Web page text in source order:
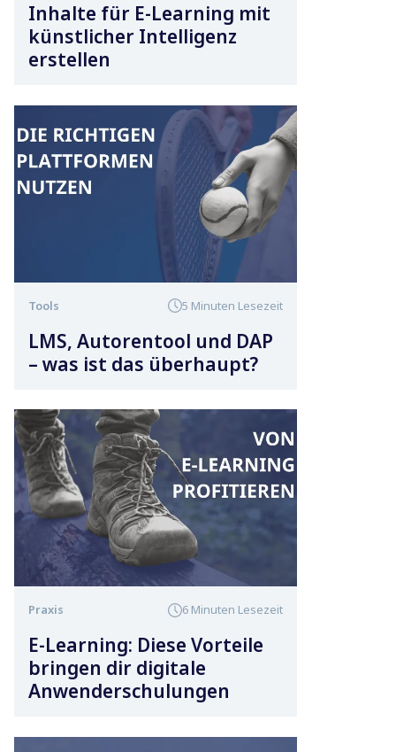
Inhalte für E-Learning mit
künstlicher Intelligenz
erstellen
Tools 5 Minuten Lesezeit
LMS, Autorentool und DAP
– was ist das überhaupt?
Praxis 6 Minuten Lesezeit
E-Learning: Diese Vorteile
bringen dir digitale
Anwenderschulungen